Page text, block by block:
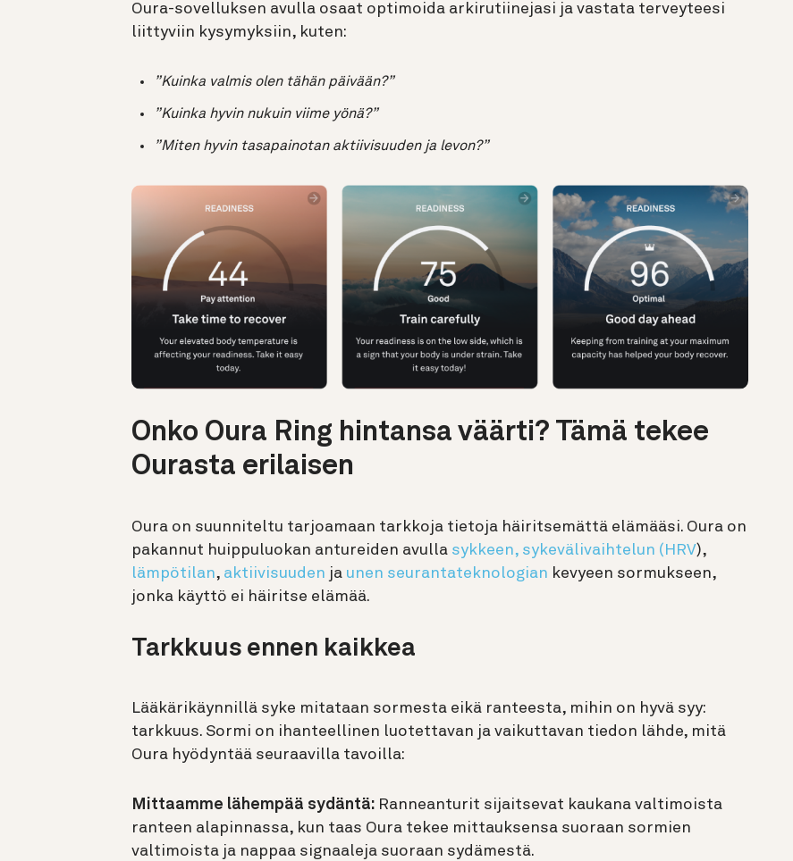
Oura-sovelluksen avulla osaat optimoida arkirutiinejasi ja vastata terveyteesi
liittyviin kysymyksiin, kuten:
”Kuinka valmis olen tähän päivään?”
”Kuinka hyvin nukuin viime yönä?”
”Miten hyvin tasapainotan aktiivisuuden ja levon?”
Onko Oura Ring hintansa väärti? Tämä tekee
Ourasta erilaisen
Oura on suunniteltu tarjoamaan tarkkoja tietoja häiritsemättä elämääsi. Oura on
pakannut huippuluokan antureiden avulla sykkeen, sykevälivaihtelun (HRV),
lämpötilan, aktiivisuuden ja unen seurantateknologian kevyeen sormukseen,
jonka käyttö ei häiritse elämää.
Tarkkuus ennen kaikkea
Lääkärikäynnillä syke mitataan sormesta eikä ranteesta, mihin on hyvä syy:
tarkkuus. Sormi on ihanteellinen luotettavan ja vaikuttavan tiedon lähde, mitä
Oura hyödyntää seuraavilla tavoilla:
Mittaamme lähempää sydäntä: Ranneanturit sijaitsevat kaukana valtimoista
ranteen alapinnassa, kun taas Oura tekee mittauksensa suoraan sormien
valtimoista ja nappaa signaaleja suoraan sydämestä.